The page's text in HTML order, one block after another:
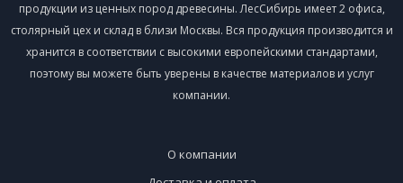
продукции из ценных пород древесины. ЛесСибирь имеет 2 офиса,
столярный цех и склад в близи Москвы. Вся продукция производится и
хранится в соответствии с высокими европейскими стандартами,
поэтому вы можете быть уверены в качестве материалов и услуг
компании.
О компании